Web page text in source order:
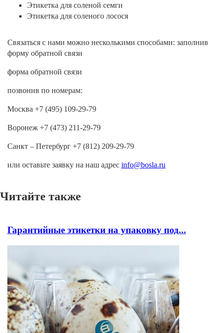
Этикетка для соленой семги
Этикетка для соленого лосося
Связаться с нами можно несколькими способами: заполнив
форму обратной связи
форма обратной связи
позвонив по номерам:
Москва +7 (495) 109-29-79
Воронеж +7 (473) 211-29-79
Санкт – Петербург +7 (812) 209-29-79
или оставьте заявку на наш адрес info@bosla.ru
Читайте также
Гарантийные этикетки на упаковку под...